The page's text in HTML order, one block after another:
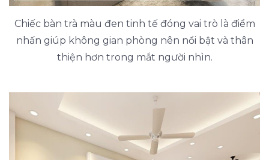
Chiếc bàn trà màu đen tinh tế đóng vai trò là điểm
nhấn giúp không gian phòng nên nổi bật và thân
thiện hơn trong mắt người nhìn.